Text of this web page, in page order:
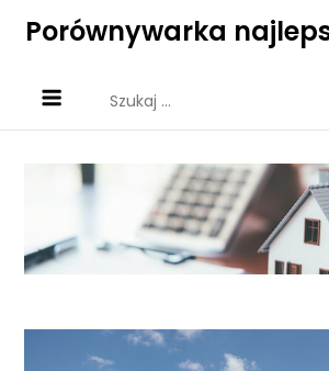
Porównywarka